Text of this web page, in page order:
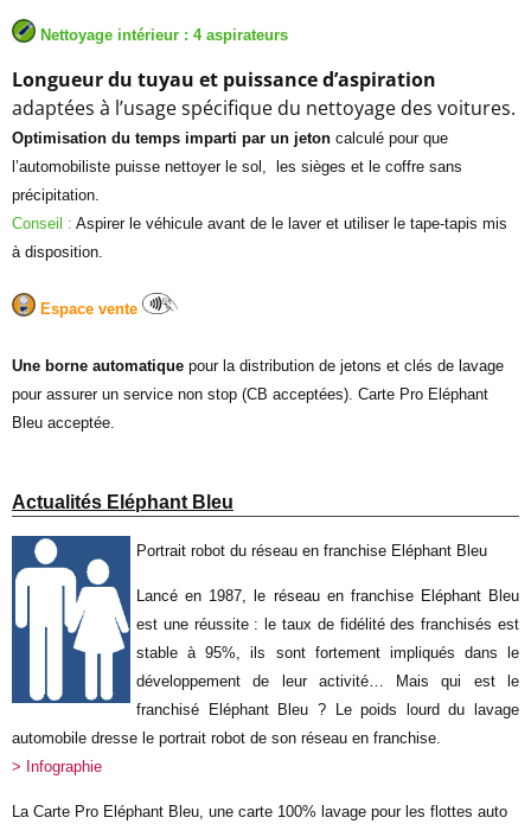
Nettoyage intérieur : 4 aspirateurs
Longueur du tuyau et puissance d’aspiration
adaptées à l’usage spécifique du nettoyage des voitures.
Optimisation du temps imparti par un jeton calculé pour que
l’automobiliste puisse nettoyer le sol, les sièges et le coffre sans
précipitation.
Conseil : Aspirer le véhicule avant de le laver et utiliser le tape-tapis mis
à disposition.
Espace vente
Une borne automatique pour la distribution de jetons et clés de lavage
pour assurer un service non stop (CB acceptées). Carte Pro Eléphant
Bleu acceptée.
Actualités Eléphant Bleu
Portrait robot du réseau en franchise Eléphant Bleu
Lancé en 1987, le réseau en franchise Eléphant Bleu
est une réussite : le taux de fidélité des franchisés est
stable à 95%, ils sont fortement impliqués dans le
développement de leur activité… Mais qui est le
franchisé Eléphant Bleu ? Le poids lourd du lavage
automobile dresse le portrait robot de son réseau en franchise.
> Infographie
La Carte Pro Eléphant Bleu, une carte 100% lavage pour les flottes auto